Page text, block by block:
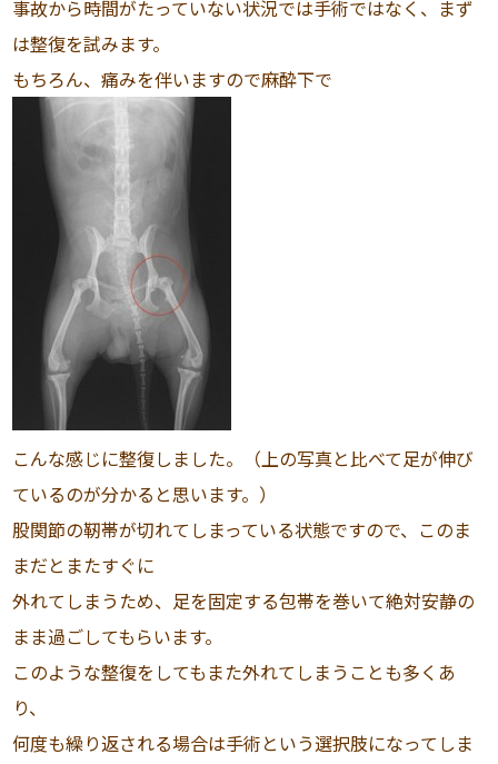
事故から時間がたっていない状況では手術ではなく、まず
は整復を試みます。
もちろん、痛みを伴いますので麻酔下で
こんな感じに整復しました。（上の写真と比べて足が伸び
ているのが分かると思います。）
股関節の靭帯が切れてしまっている状態ですので、このま
まだとまたすぐに
外れてしまうため、足を固定する包帯を巻いて絶対安静の
まま過ごしてもらいます。
このような整復をしてもまた外れてしまうことも多くあ
り、
何度も繰り返される場合は手術という選択肢になってしま